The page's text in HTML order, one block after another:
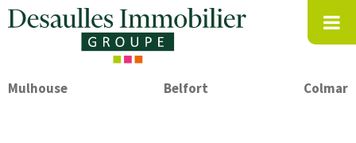
Mulhouse Belfort Colmar